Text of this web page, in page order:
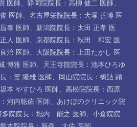
医師、 静岡院院長：高柳 健二 医師、
医師、 名古屋栄院院長：犬塚 善博 医
泰 医師、 新潟院院長：太田 正孝 医
人 医師、 京都院院長：秋田 和宏 医
治 医師、 大阪院院長：上田たかし 医
博雅 医師、 天王寺院院長：池本ひろゆ
：篁 隆雄 医師、
岡山院院長：橋詰 顕
本 やすひろ 医師、 高松院院長：西原
河内聡佑 医師、 あけぼのクリニック院
多院院長：堀内 能之 医師、 小倉院院